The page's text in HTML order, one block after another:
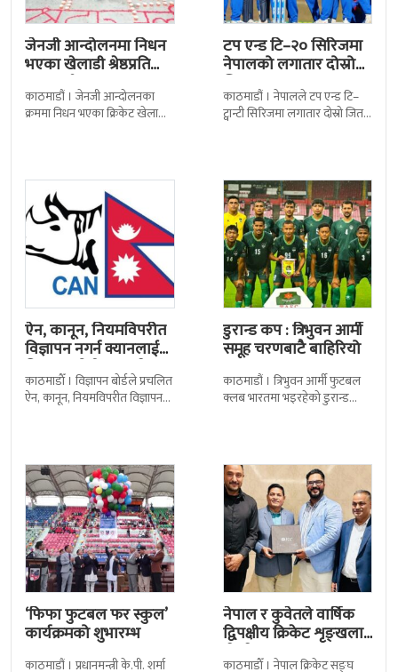
जेनजी आन्दोलनमा निधन
भएका खेलाडी श्रेष्ठप्रति
श्रद्धाञ्जली
काठमाडौं । जेनजी आन्दोलनका
क्रममा निधन भएका क्रिकेट खेलाडी
टप एन्ड टि–२० सिरिजमा
नेपालको लगातार दोस्रो
जित
काठमाडौं । नेपालले टप एन्ड टि–
ट्वान्टी सिरिजमा लगातार दोस्रो जित
ऐन, कानून, नियमविपरीत
विज्ञापन नगर्न क्यानलाई
विज्ञापन बोर्डद्वारा सचेत
काठमाडाैँ । विज्ञापन बोर्डले प्रचलित
ऐन, कानून, नियमविपरीत विज्ञापन
डुरान्ड कप : त्रिभुवन आर्मी
समूह चरणबाटै बाहिरियो
काठमाडौं । त्रिभुवन आर्मी फुटबल
क्लब भारतमा भइरहेको डुरान्ड
‘फिफा फुटबल फर स्कुल’
कार्यक्रमको शुभारम्भ
काठमाडौं । प्रधानमन्त्री के.पी. शर्मा
नेपाल र कुवेतले वार्षिक
द्विपक्षीय क्रिकेट शृङ्खला
खेल्ने
काठमाडाैँ । नेपाल क्रिकेट सङ्घ